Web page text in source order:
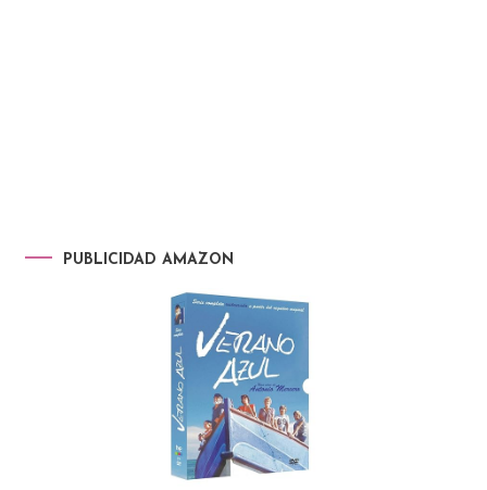
PUBLICIDAD AMAZON